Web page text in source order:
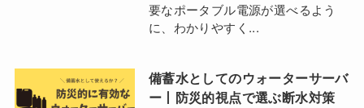
要なポータブル電源が選べるよう
に、わかりやすく...
備蓄水としてのウォーターサーバ
ー丨防災的視点で選ぶ断水対策